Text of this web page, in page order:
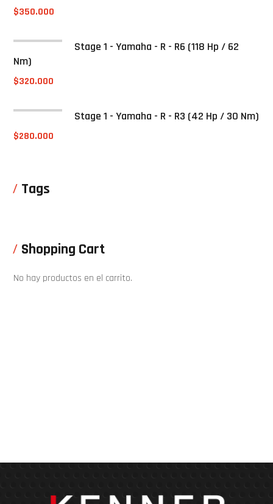
$350.000
Stage 1 - Yamaha - R - R6 (118 Hp / 62
Nm)
$320.000
Stage 1 - Yamaha - R - R3 (42 Hp / 30 Nm)
$280.000
Tags
Shopping Cart
No hay productos en el carrito.